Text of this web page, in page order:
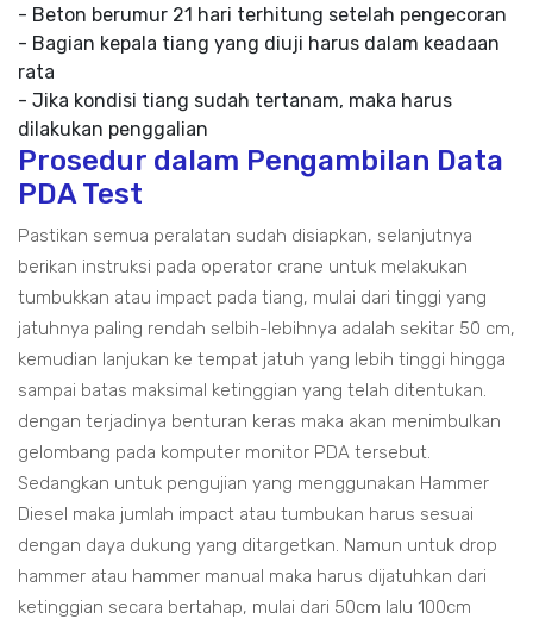
- Beton berumur 21 hari terhitung setelah pengecoran
- Bagian kepala tiang yang diuji harus dalam keadaan
rata
- Jika kondisi tiang sudah tertanam, maka harus
dilakukan penggalian
Prosedur dalam Pengambilan Data
PDA Test
Pastikan semua peralatan sudah disiapkan, selanjutnya
berikan instruksi pada operator crane untuk melakukan
tumbukkan atau impact pada tiang, mulai dari tinggi yang
jatuhnya paling rendah selbih-lebihnya adalah sekitar 50 cm,
kemudian lanjukan ke tempat jatuh yang lebih tinggi hingga
sampai batas maksimal ketinggian yang telah ditentukan.
dengan terjadinya benturan keras maka akan menimbulkan
gelombang pada komputer monitor PDA tersebut.
Sedangkan untuk pengujian yang menggunakan Hammer
Diesel maka jumlah impact atau tumbukan harus sesuai
dengan daya dukung yang ditargetkan. Namun untuk drop
hammer atau hammer manual maka harus dijatuhkan dari
ketinggian secara bertahap, mulai dari 50cm lalu 100cm